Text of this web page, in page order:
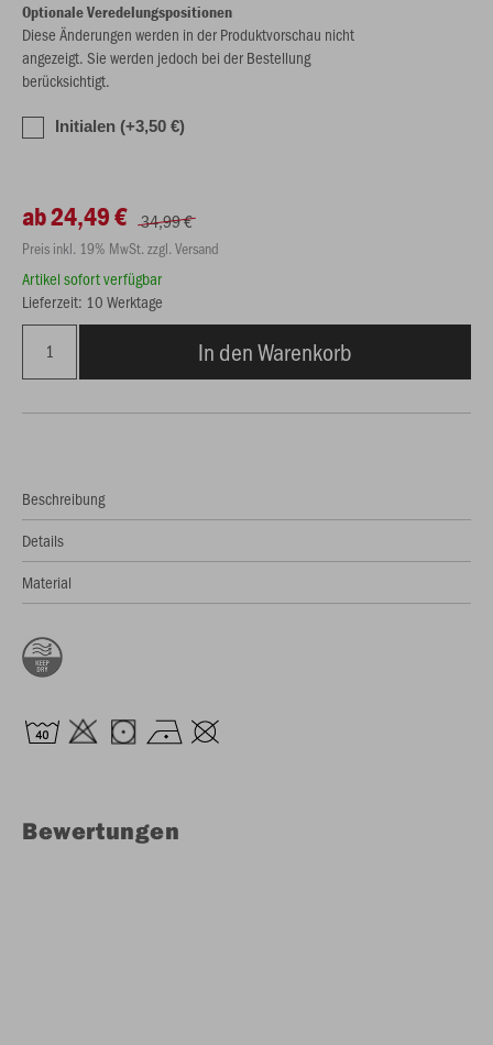
Optionale Veredelungspositionen
Diese Änderungen werden in der Produktvorschau nicht
angezeigt. Sie werden jedoch bei der Bestellung
berücksichtigt.
Initialen (+3,50 €)
ab 24,49 € 34,99 €
Preis inkl. 19% MwSt. zzgl. Versand
Artikel sofort verfügbar
Lieferzeit: 10 Werktage
In den Warenkorb
Beschreibung
Details
Material
Bewertungen